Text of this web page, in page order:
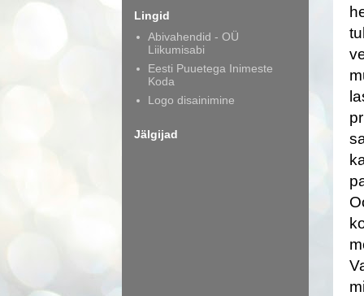
Lingid
Abivahendid - OÜ
Liikumisabi
Eesti Puuetega Inimeste
Koda
Logo disainimine
Jälgijad